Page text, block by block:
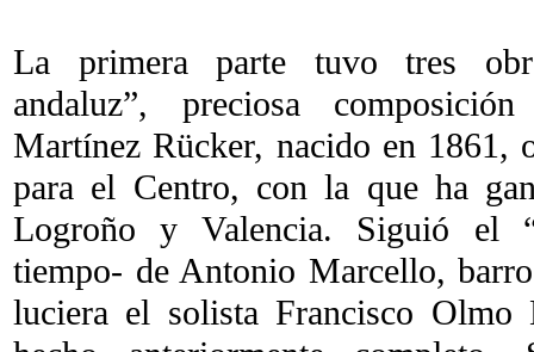
La primera parte tuvo tres
andaluz”, preciosa
Martínez Rücker, nacido en 1861,
para el Centro, con la que ha
Logroño y Valencia. Siguió el
tiempo- de Antonio Marcello,
luciera el solista Francisco